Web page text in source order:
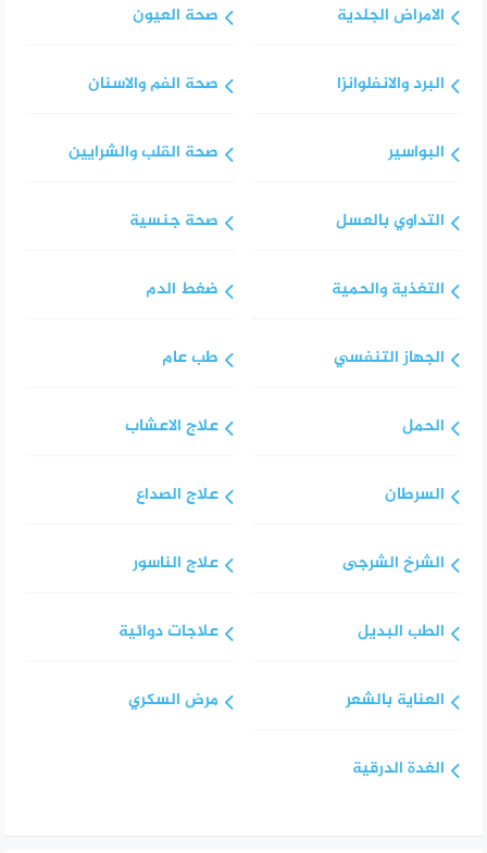
الامراض الجلدية
البرد والانفلوانزا
البواسير
التداوي بالعسل
التغذية والحمية
الجهاز التنفسي
الحمل
السرطان
الشرخ الشرجى
الطب البديل
العناية بالشعر
الغدة الدرقية
صحة العيون
صحة الفم والاسنان
صحة القلب والشرايين
صحة جنسية
ضغط الدم
طب عام
علاج الاعشاب
علاج الصداع
علاج الناسور
علاجات دوائية
مرض السكري